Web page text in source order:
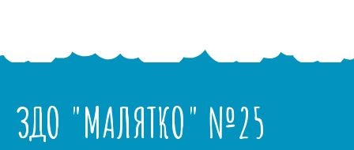
ЗДО "МАЛЯТКО" №25